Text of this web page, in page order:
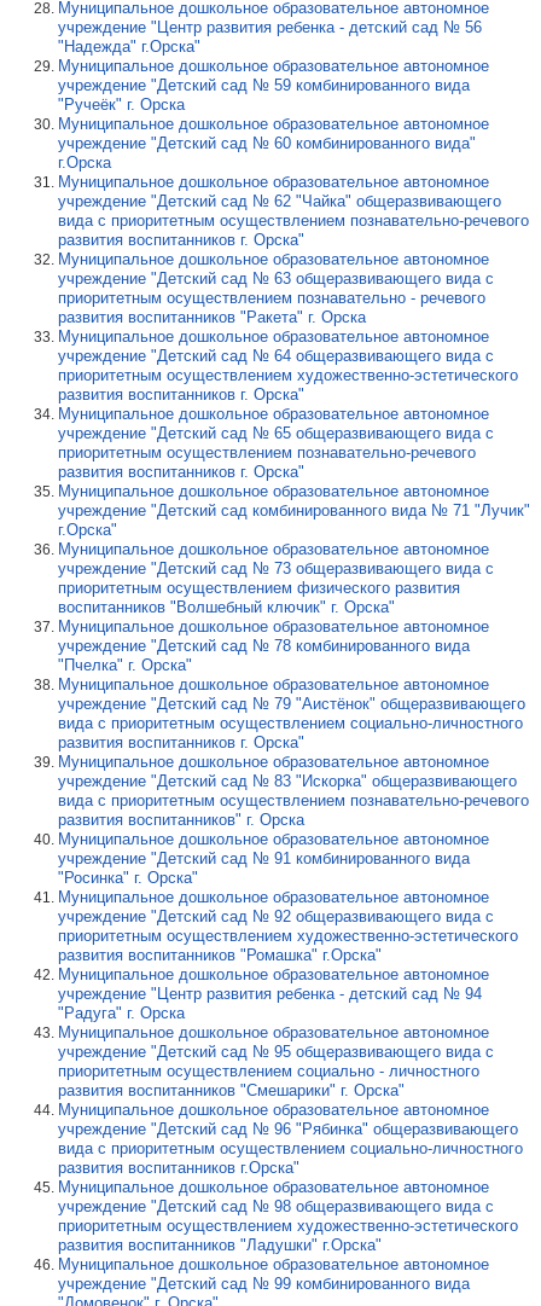
Муниципальное дошкольное образовательное автономное
учреждение "Центр развития ребенка - детский сад № 56
"Надежда" г.Орска"
Муниципальное дошкольное образовательное автономное
учреждение "Детский сад № 59 комбинированного вида
"Ручеёк" г. Орска
Муниципальное дошкольное образовательное автономное
учреждение "Детский сад № 60 комбинированного вида"
г.Орска
Муниципальное дошкольное образовательное автономное
учреждение "Детский сад № 62 "Чайка" общеразвивающего
вида с приоритетным осуществлением познавательно-речевого
развития воспитанников г. Орска"
Муниципальное дошкольное образовательное автономное
учреждение "Детский сад № 63 общеразвивающего вида с
приоритетным осуществлением познавательно - речевого
развития воспитанников "Ракета" г. Орска
Муниципальное дошкольное образовательное автономное
учреждение "Детский сад № 64 общеразвивающего вида с
приоритетным осуществлением художественно-эстетического
развития воспитанников г. Орска"
Муниципальное дошкольное образовательное автономное
учреждение "Детский сад № 65 общеразвивающего вида с
приоритетным осуществлением познавательно-речевого
развития воспитанников г. Орска"
Муниципальное дошкольное образовательное автономное
учреждение "Детский сад комбинированного вида № 71 "Лучик"
г.Орска"
Муниципальное дошкольное образовательное автономное
учреждение "Детский сад № 73 общеразвивающего вида с
приоритетным осуществлением физического развития
воспитанников "Волшебный ключик" г. Орска"
Муниципальное дошкольное образовательное автономное
учреждение "Детский сад № 78 комбинированного вида
"Пчелка" г. Орска"
Муниципальное дошкольное образовательное автономное
учреждение "Детский сад № 79 "Аистёнок" общеразвивающего
вида с приоритетным осуществлением социально-личностного
развития воспитанников г. Орска"
Муниципальное дошкольное образовательное автономное
учреждение "Детский сад № 83 "Искорка" общеразвивающего
вида с приоритетным осуществлением познавательно-речевого
развития воспитанников" г. Орска
Муниципальное дошкольное образовательное автономное
учреждение "Детский сад № 91 комбинированного вида
"Росинка" г. Орска"
Муниципальное дошкольное образовательное автономное
учреждение "Детский сад № 92 общеразвивающего вида с
приоритетным осуществлением художественно-эстетического
развития воспитанников "Ромашка" г.Орска"
Муниципальное дошкольное образовательное автономное
учреждение "Центр развития ребенка - детский сад № 94
"Радуга" г. Орска
Муниципальное дошкольное образовательное автономное
учреждение "Детский сад № 95 общеразвивающего вида с
приоритетным осуществлением социально - личностного
развития воспитанников "Смешарики" г. Орска"
Муниципальное дошкольное образовательное автономное
учреждение "Детский сад № 96 "Рябинка" общеразвивающего
вида с приоритетным осуществлением социально-личностного
развития воспитанников г.Орска"
Муниципальное дошкольное образовательное автономное
учреждение "Детский сад № 98 общеразвивающего вида с
приоритетным осуществлением художественно-эстетического
развития воспитанников "Ладушки" г.Орска"
Муниципальное дошкольное образовательное автономное
учреждение "Детский сад № 99 комбинированного вида